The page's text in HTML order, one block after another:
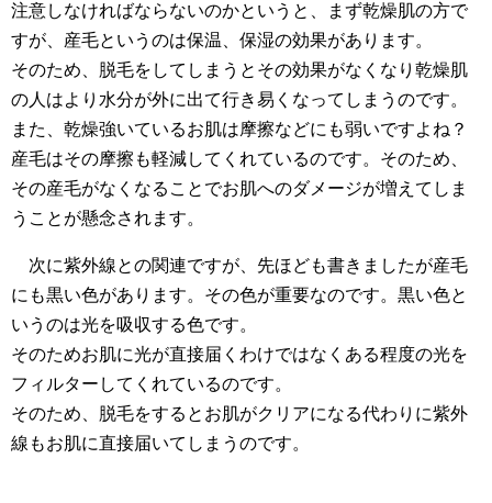
注意しなければならないのかというと、まず乾燥肌の方で
すが、産毛というのは保温、保湿の効果があります。
そのため、脱毛をしてしまうとその効果がなくなり乾燥肌
の人はより水分が外に出て行き易くなってしまうのです。
また、乾燥強いているお肌は摩擦などにも弱いですよね？
産毛はその摩擦も軽減してくれているのです。そのため、
その産毛がなくなることでお肌へのダメージが増えてしま
うことが懸念されます。
次に紫外線との関連ですが、先ほども書きましたが産毛
にも黒い色があります。その色が重要なのです。黒い色と
いうのは光を吸収する色です。
そのためお肌に光が直接届くわけではなくある程度の光を
フィルターしてくれているのです。
そのため、脱毛をするとお肌がクリアになる代わりに紫外
線もお肌に直接届いてしまうのです。